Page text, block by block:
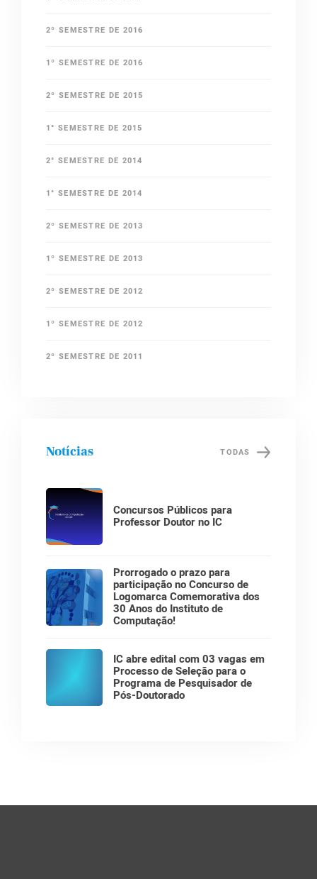
2º SEMESTRE DE 2016
1º SEMESTRE DE 2016
2º SEMESTRE DE 2015
1° SEMESTRE DE 2015
2° SEMESTRE DE 2014
1° SEMESTRE DE 2014
2º SEMESTRE DE 2013
1º SEMESTRE DE 2013
2º SEMESTRE DE 2012
1º SEMESTRE DE 2012
2º SEMESTRE DE 2011
Notícias TODAS
Concursos Públicos para
Professor Doutor no IC
Prorrogado o prazo para
participação no Concurso de
Logomarca Comemorativa dos
30 Anos do Instituto de
Computação!
IC abre edital com 03 vagas em
Processo de Seleção para o
Programa de Pesquisador de
Pós-Doutorado